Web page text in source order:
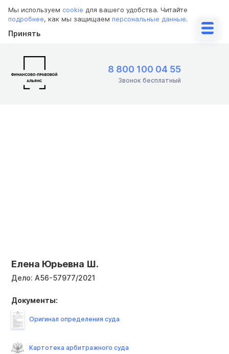
Мы используем cookie для вашего удобства. Читайте
подробнее, как мы защищаем персональные данные.
Принять
8 800 100 04 55
Звонок бесплатный
Елена Юрьевна Ш.
Дело: А56-57977/2021
Документы:
Оригинал определения суда
Картотека арбитражного суда